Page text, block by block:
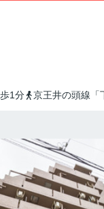
1分
京王井の頭線「